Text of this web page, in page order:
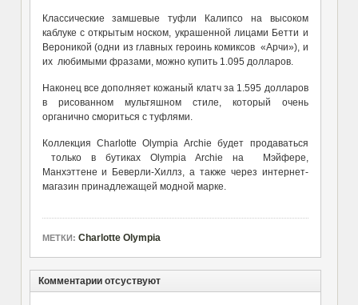
Классические замшевые туфли Калипсо на высоком
каблуке с открытым носком, украшенной лицами Бетти и
Вероникой (одни из главных героинь комиксов «Арчи»), и
их любимыми фразами, можно купить 1.095 долларов.
Наконец все дополняет кожаный клатч за 1.595 долларов
в рисованном мультяшном стиле, который очень
органично смориться с туфлями.
Коллекция Charlotte Olympia Archie будет продаваться
только в бутиках Olympia Archie на Мэйфере,
Манхэттене и Беверли-Хиллз, а также через интернет-
магазин принадлежащей модной марке.
МЕТКИ: Charlotte Olympia
Комментарии отсуствуют